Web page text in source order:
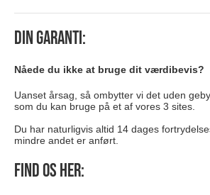
Din garanti:
Nåede du ikke at bruge dit værdibevis?
Uanset årsag, så ombytter vi det uden
som du kan bruge på et af vores 3 sites.
Du har naturligvis altid 14 dages
mindre andet er anført.
Find os her: